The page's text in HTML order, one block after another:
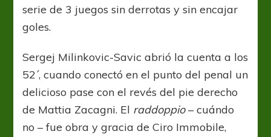
serie de 3 juegos sin derrotas y sin encajar
goles.
Sergej Milinkovic-Savic abrió la cuenta a los
52´, cuando conectó en el punto del penal un
delicioso pase con el revés del pie derecho
de Mattia Zacagni. El raddoppio– cuándo
no – fue obra y gracia de Ciro Immobile,